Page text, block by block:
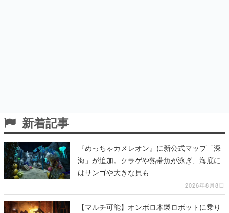
新着記事
『めっちゃカメレオン』に新公式マップ「深
海」が追加。クラゲや熱帯魚が泳ぎ、海底に
はサンゴや大きな貝も
2026年8月8日
【マルチ可能】オンボロ木製ロボットに乗り